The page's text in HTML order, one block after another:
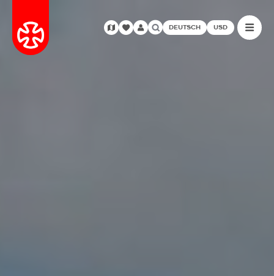
DEUTSCH USD